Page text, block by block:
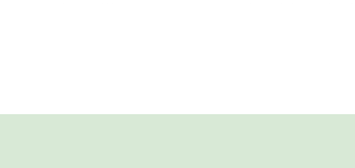
для вашої колекції! Ми доставляємо рослини в такі великі міста як Київ,